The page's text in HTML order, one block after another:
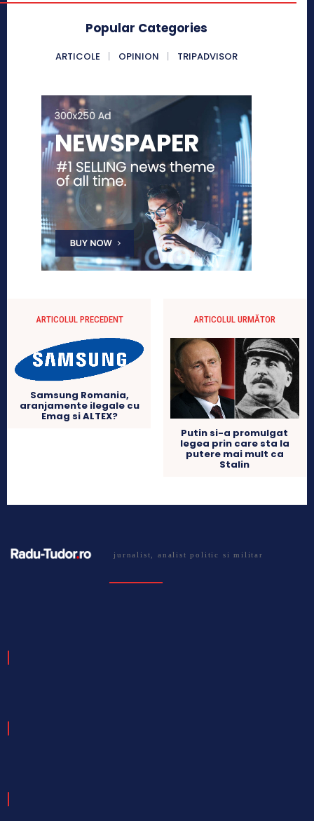
Popular Categories
ARTICOLE OPINION TRIPADVISOR
ARTICOLUL PRECEDENT
Samsung Romania,
aranjamente ilegale cu
Emag si ALTEX?
ARTICOLUL URMĂTOR
Putin si-a promulgat
legea prin care sta la
putere mai mult ca
Stalin
jurnalist, analist politic si militar